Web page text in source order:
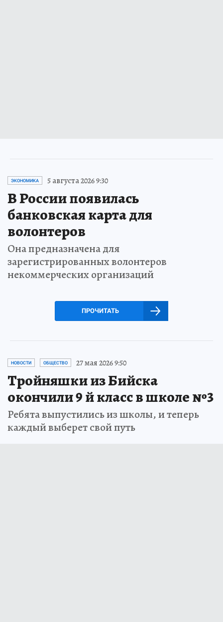
ЭКОНОМИКА 5 августа 2026 9:30
В России появилась
банковская карта для
волонтеров
Она предназначена для
зарегистрированных волонтеров
некоммерческих организаций
ПРОЧИТАТЬ
НОВОСТИ ОБЩЕСТВО 27 мая 2026 9:50
Тройняшки из Бийска
окончили 9 й класс в школе №3
Ребята выпустились из школы, и теперь
каждый выберет свой путь